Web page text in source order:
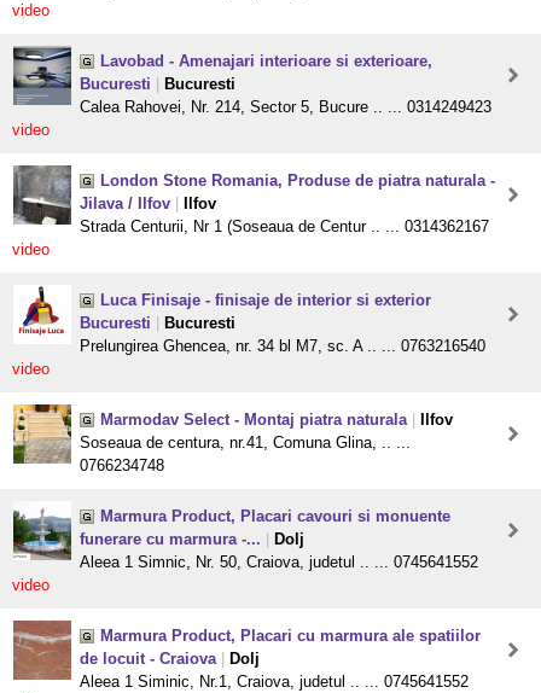
video
Lavobad - Amenajari interioare si exterioare,
Bucuresti
Bucuresti
Calea Rahovei, Nr. 214, Sector 5, Bucure .. ... 0314249423
video
London Stone Romania, Produse de piatra naturala -
Jilava / Ilfov
Ilfov
Strada Centurii, Nr 1 (Soseaua de Centur .. ... 0314362167
video
Luca Finisaje - finisaje de interior si exterior
Bucuresti
Bucuresti
Prelungirea Ghencea, nr. 34 bl M7, sc. A .. ... 0763216540
video
Marmodav Select - Montaj piatra naturala
Ilfov
Soseaua de centura, nr.41, Comuna Glina, .. ...
0766234748
Marmura Product, Placari cavouri si monuente
funerare cu marmura -...
Dolj
Aleea 1 Simnic, Nr. 50, Craiova, judetul .. ... 0745641552
video
Marmura Product, Placari cu marmura ale spatiilor
de locuit - Craiova
Dolj
Aleea 1 Siminic, Nr.1, Craiova, judetul .. ... 0745641552